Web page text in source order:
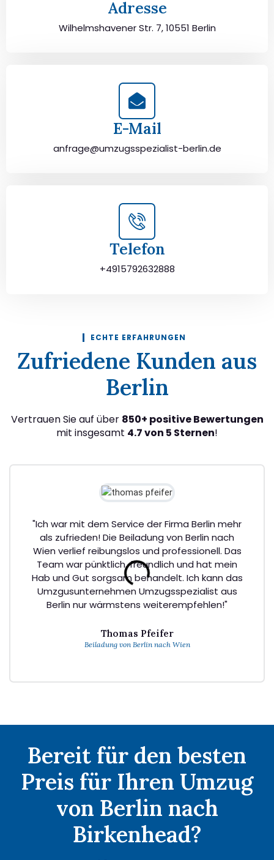
Adresse
Wilhelmshavener Str. 7, 10551 Berlin
E-Mail
anfrage@umzugsspezialist-berlin.de
Telefon
+4915792632888
ECHTE ERFAHRUNGEN
Zufriedene Kunden aus
Berlin
Vertrauen Sie auf über 850+ positive Bewertungen
mit insgesamt 4.7 von 5 Sternen!
"Ich war mit dem Service der Firma Berlin mehr
als zufrieden! Die Beiladung von Berlin nach
Wien verlief reibungslos und professionell. Das
Team war pünktlich, freundlich und hat mein
Hab und Gut sorgsam behandelt. Ich kann das
Umzgusunternehmen Umzugsspezialist aus
Berlin nur wärmstens weiterempfehlen!"
Thomas Pfeifer
Beiladung von Berlin nach Wien
Bereit für den besten
Preis für Ihren Umzug
von Berlin nach
Birkenhead?